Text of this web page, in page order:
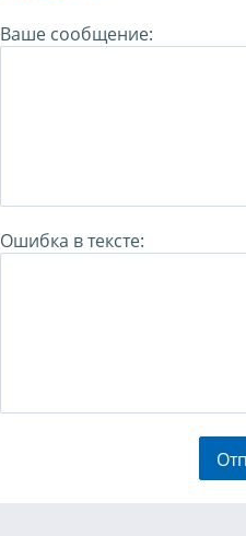
Ваше сообщение:
Ошибка в тексте: